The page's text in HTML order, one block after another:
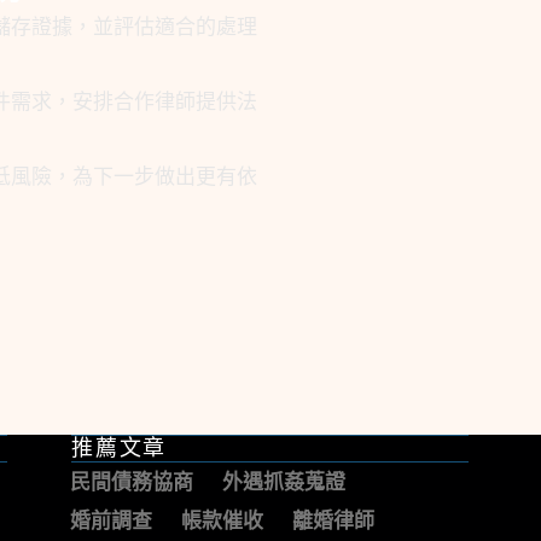
證據，並評估適合的處理
求，安排合作律師提供法
風險，為下一步做出更有依
推薦文章
民間債務協商
外遇抓姦蒐證
婚前調查
帳款催收 離婚律師